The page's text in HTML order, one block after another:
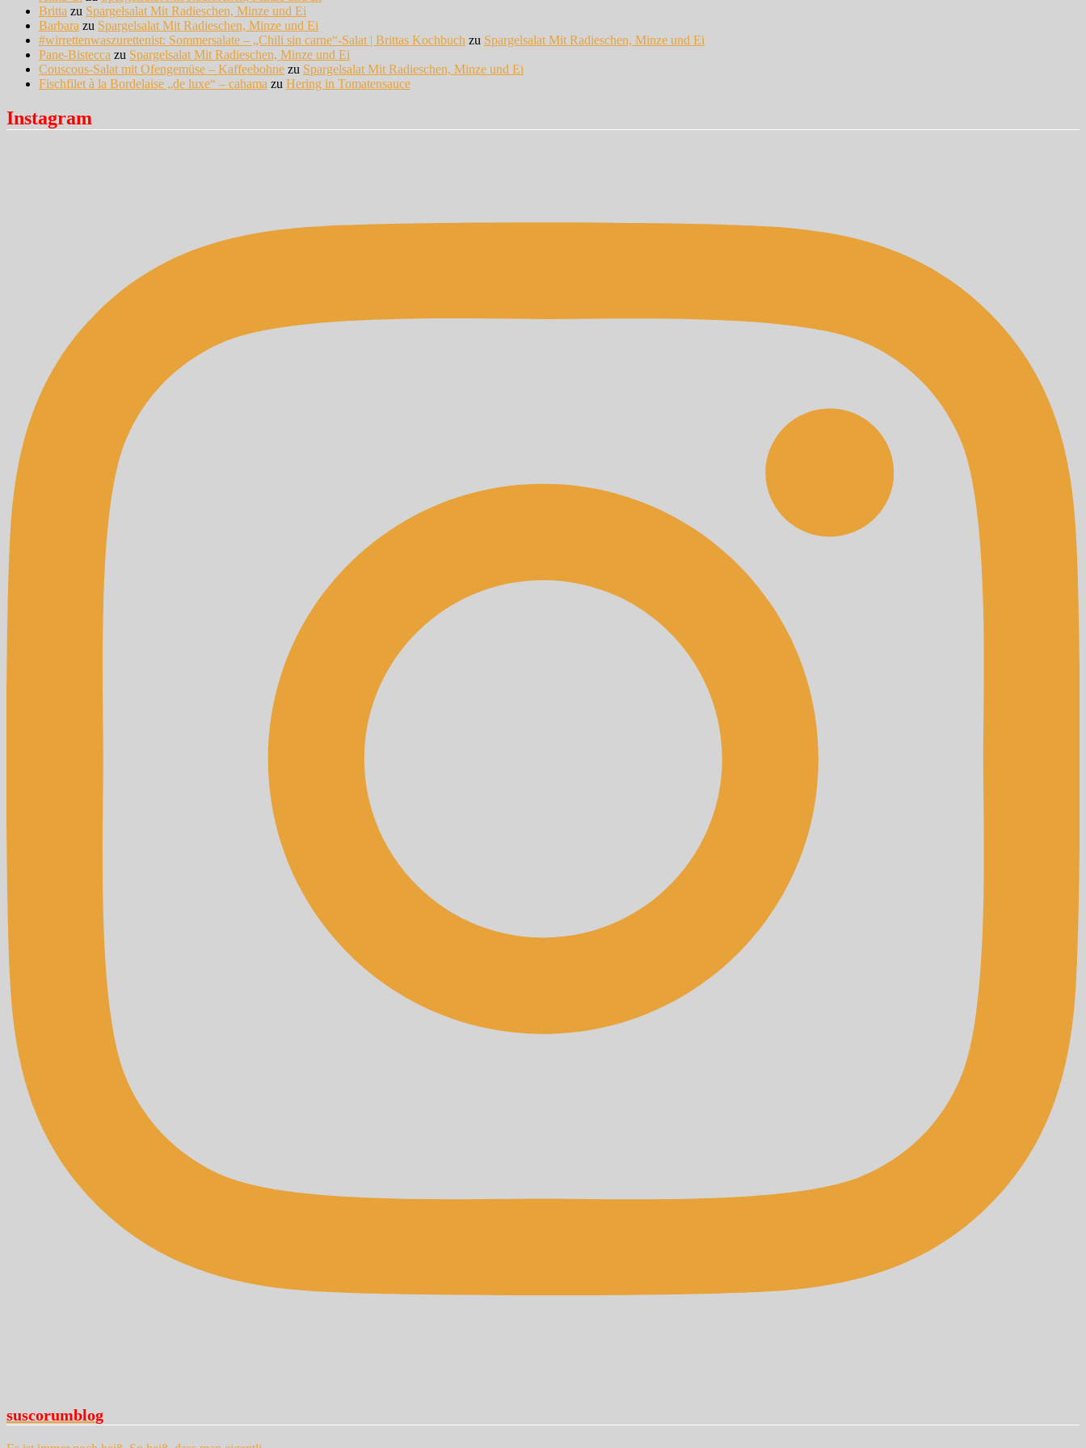
Britta zu Spargelsalat Mit Radieschen, Minze und Ei
Barbara zu Spargelsalat Mit Radieschen, Minze und Ei
#wirrettenwaszurettenist: Sommersalate – „Chili sin carne“-Salat | Brittas Kochbuch zu Spargelsalat Mit Radieschen, Minze und Ei
Pane-Bistecca zu Spargelsalat Mit Radieschen, Minze und Ei
Couscous-Salat mit Ofengemüse – Kaffeebohne zu Spargelsalat Mit Radieschen, Minze und Ei
Fischfilet à la Bordelaise „de luxe“ – cahama zu Hering in Tomatensauce
Instagram
suscorumblog